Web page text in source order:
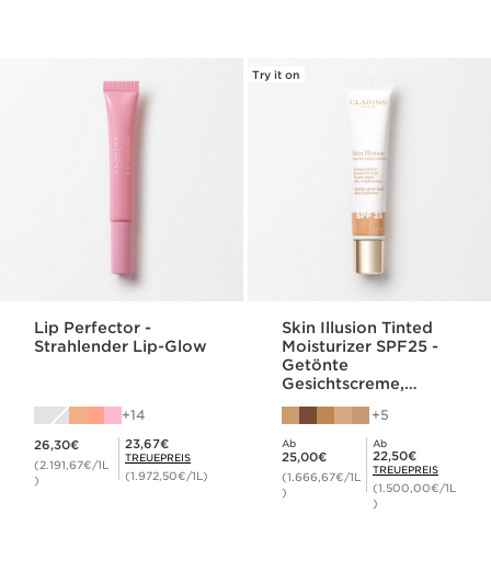
Lip Perfector -
Strahlender Lip-Glow
14
26,30€
(2.191,67€/1L
)
Mitgliederpreis 23,67€
23,67€
TREUEPREIS
(1.972,50€/1L)
Try it on
Skin Illusion Tinted
Moisturizer SPF25 -
Getönte
Gesichtscreme,
Feuchtigkeit & Glow
SPF 25
5
Ab
Aktueller Preis 25,00€
25,00€
(1.666,67€/1L
)
Ab
Mitgliederpreis 22,50€
22,50€
TREUEPREIS
(1.500,00€/1L
)